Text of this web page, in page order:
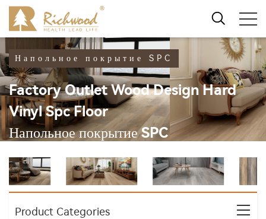
Напольное покрытие SPC
Factory Outlet Wood Design Hard
Vinyl Spc Floor
Напольное покрытие SPC
Product Categories